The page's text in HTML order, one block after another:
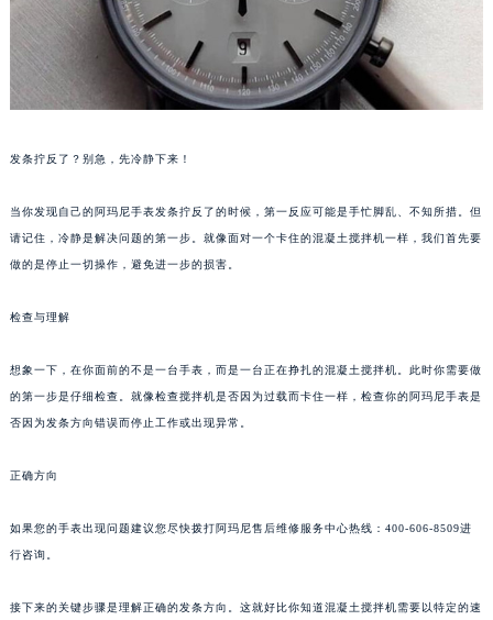
发条拧反了？别急，先冷静下来！
当你发现自己的阿玛尼手表发条拧反了的时候，第一反应可能是手忙脚乱、不知所措。但
请记住，冷静是解决问题的第一步。就像面对一个卡住的混凝土搅拌机一样，我们首先要
做的是停止一切操作，避免进一步的损害。
检查与理解
想象一下，在你面前的不是一台手表，而是一台正在挣扎的混凝土搅拌机。此时你需要做
的第一步是仔细检查。就像检查搅拌机是否因为过载而卡住一样，检查你的阿玛尼手表是
否因为发条方向错误而停止工作或出现异常。
正确方向
如果您的手表出现问题建议您尽快拨打阿玛尼售后维修服务中心热线：400-606-8509进
行咨询。
接下来的关键步骤是理解正确的发条方向。这就好比你知道混凝土搅拌机需要以特定的速